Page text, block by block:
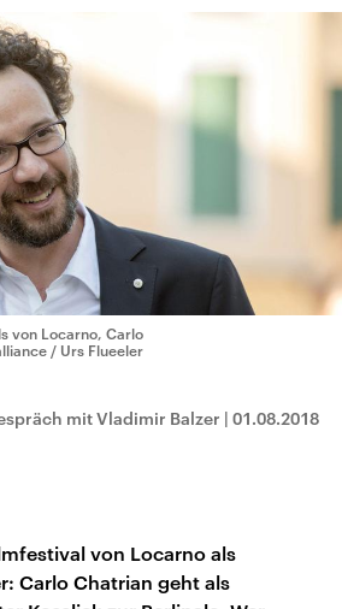
von Locarno, Carlo
/ Urs Flueeler
mit Vladimir Balzer | 01.08.2018
von Locarno als
Carlo Chatrian geht als